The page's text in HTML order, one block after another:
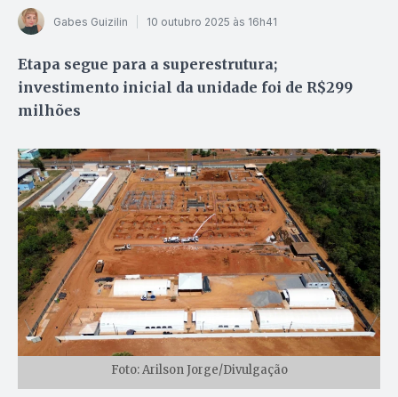
Gabes Guizilin 10 outubro 2025 às 16h41
Etapa segue para a superestrutura;
investimento inicial da unidade foi de R$299
milhões
Foto: Arilson Jorge/Divulgação